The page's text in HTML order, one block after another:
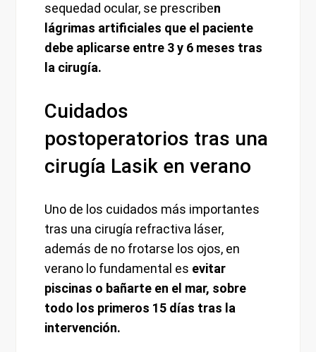
sequedad ocular, se prescriben
lágrimas artificiales que el paciente
debe aplicarse entre 3 y 6 meses tras
la cirugía.
Cuidados
postoperatorios tras una
cirugía Lasik en verano
Uno de los cuidados más importantes
tras una cirugía refractiva láser,
además de no frotarse los ojos, en
verano lo fundamental es evitar
piscinas o bañarte en el mar, sobre
todo los primeros 15 días tras la
intervención.